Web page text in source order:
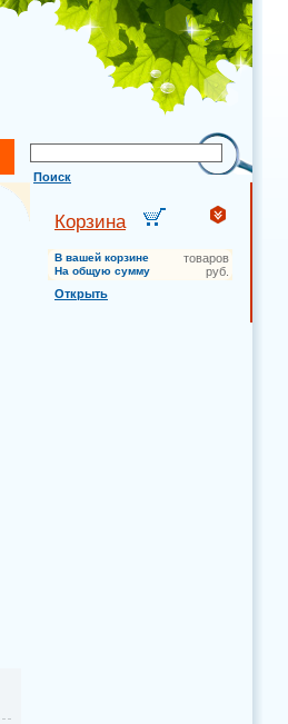
Поиск
Корзина
В вашей корзине товаров
На общую сумму
руб.
Открыть